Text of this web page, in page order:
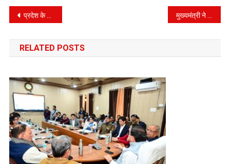
Post
navigation
प्रदेश के सभी विकासखण्ड में 5-5 गांवों को बनाया जाए आदर्श ग्राम -मुख्यमंत्री
RELATED POSTS